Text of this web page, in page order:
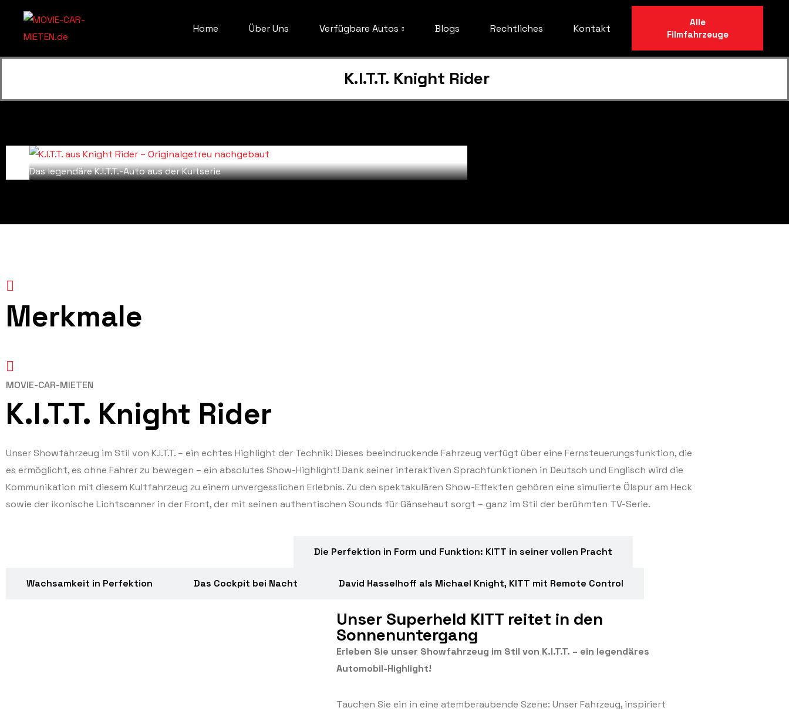
Home Über Uns Verfügbare Autos Blogs Rechtliches Kontakt
Alle
Filmfahrzeuge
K.I.T.T. Knight Rider
Das legendäre K.I.T.T.-Auto aus der Kultserie
Merkmale
MOVIE-CAR-MIETEN
K.I.T.T. Knight Rider
Unser Showfahrzeug im Stil von K.I.T.T. – ein echtes Highlight der Technik! Dieses beeindruckende Fahrzeug verfügt über eine Fernsteuerungsfunktion, die
es ermöglicht, es ohne Fahrer zu bewegen – ein absolutes Show-Highlight! Dank seiner interaktiven Sprachfunktionen in Deutsch und Englisch wird die
Kommunikation mit diesem Kultfahrzeug zu einem unvergesslichen Erlebnis. Zu den spektakulären Show-Effekten gehören eine simulierte Ölspur am Heck
sowie der ikonische Lichtscanner in der Front, der mit seinen authentischen Sounds für Gänsehaut sorgt – ganz im Stil der berühmten TV-Serie.
Die Perfektion in Form und Funktion: KITT in seiner vollen Pracht
Wachsamkeit in Perfektion Das Cockpit bei Nacht David Hasselhoff als Michael Knight, KITT mit Remote Control
Unser Superheld KITT reitet in den
Sonnenuntergang
Erleben Sie unser Showfahrzeug im Stil von K.I.T.T. – ein legendäres
Automobil-Highlight!
Tauchen Sie ein in eine atemberaubende Szene: Unser Fahrzeug, inspiriert